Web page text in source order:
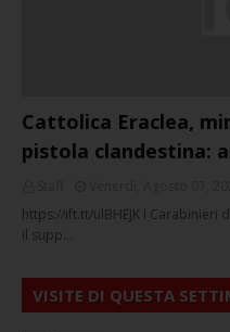
Cattolica Eraclea,
pistola clandestina:
https://ift.tt/ulBHEJK I Carabinieri
il supp…
VISITE DI QUESTA